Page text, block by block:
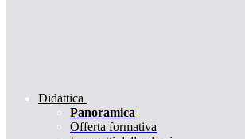
Didattica
Panoramica
Offerta formativa